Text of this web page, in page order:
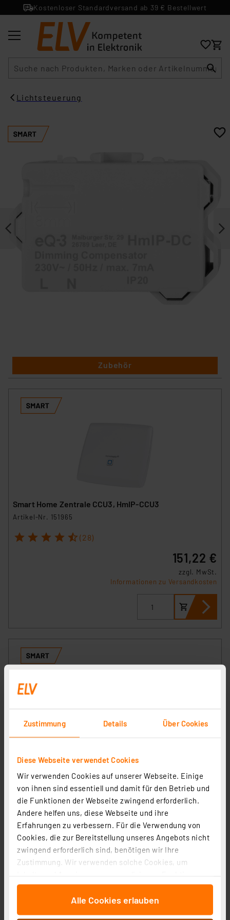
Zustimmung Details Über Cookies
Diese Webseite verwendet Cookies
Wir verwenden Cookies auf unserer Webseite. Einige
von ihnen sind essentiell und damit für den Betrieb und
die Funktionen der Webseite zwingend erforderlich.
Andere helfen uns, diese Webseite und ihre
Erfahrungen zu verbessern. Für die Verwendung von
Cookies, die zur Bereitstellung unseres Angebots nicht
zwingend erforderlich sind, benötigen wir Ihre
Zustimmung. Wir verwenden solche Cookies, um
für soziale Medien anbieten zu können und die Zugriffe
auf unsere Website zu analysieren. Außerdem geben
Alle Cookies erlauben
Kostenloser Standardversand ab 39 € Bestellwert
Lichtsteuerung
Zubehör
Smart Home Zentrale CCU3, HmIP-CCU3
Artikel-Nr. 151965
1 2 3 4 5 (28)
151,22 €
zzgl. MwSt.
Informationen zu Versandkosten
Markenschalter – Phasenabschnitt, HmIP-BDT
Artikel-Nr. 143166
2 3 4 5 (17)
50,38 €
zzgl. MwSt.
Informationen zu Versandkosten